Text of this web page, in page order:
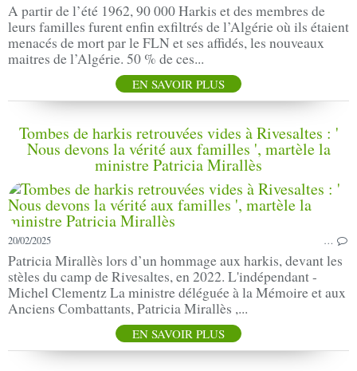
A partir de l’été 1962, 90 000 Harkis et des membres de
leurs familles furent enfin exfiltrés de l’Algérie où ils étaient
menacés de mort par le FLN et ses affidés, les nouveaux
maitres de l’Algérie. 50 % de ces...
EN SAVOIR PLUS
Tombes de harkis retrouvées vides à Rivesaltes : '
Nous devons la vérité aux familles ', martèle la
ministre Patricia Mirallès
20/02/2025 …
Patricia Mirallès lors d’un hommage aux harkis, devant les
stèles du camp de Rivesaltes, en 2022. L'indépendant -
Michel Clementz La ministre déléguée à la Mémoire et aux
Anciens Combattants, Patricia Mirallès ,...
EN SAVOIR PLUS